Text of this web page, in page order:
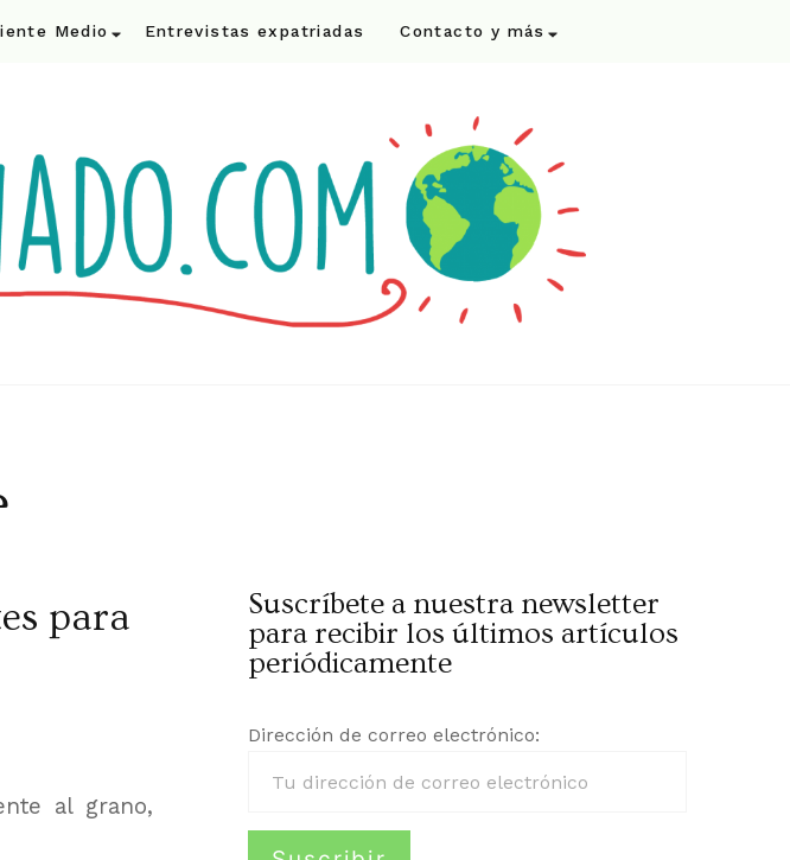
Medio Entrevistas expatriadas Contacto y más
para
al grano,
Suscríbete a nuestra newsletter
para recibir los últimos artículos
periódicamente
Dirección de correo electrónico: